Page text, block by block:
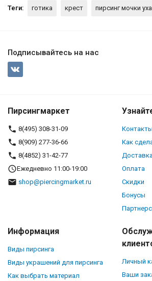
Теги: готика крест пирсинг мочки уха
Подписывайтесь на нас
Пирсингмаркет
8(495) 308-31-09
8(909) 277-36-66
8(4852) 31-42-77
Ежедневно 11:00-19:00
shop@piercingmarket.ru
Как
Оплата
Скидки
Бонусы
Информация
Виды пирсинга
Виды украшений для пирсинга
Как выбрать материал
Личный
Ваши